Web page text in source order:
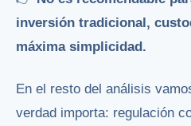
inversión tradicional,
máxima simplicidad.
En el resto del análisis
verdad importa: regulación